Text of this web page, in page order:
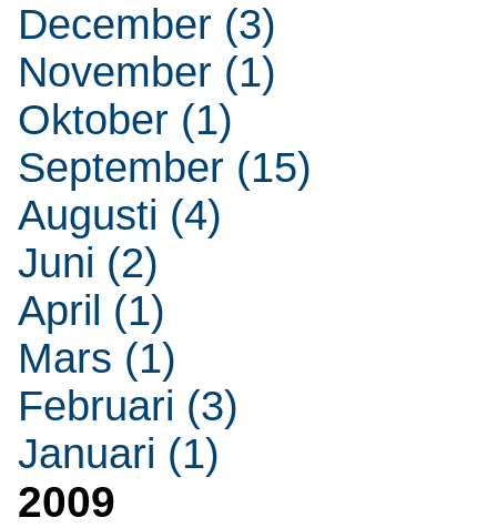
December (3)
November (1)
Oktober (1)
September (15)
Augusti (4)
Juni (2)
April (1)
Mars (1)
Februari (3)
Januari (1)
2009